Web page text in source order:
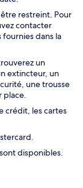
restreint. Pour
contacter
dans la
un
extincteur, un
une trousse
place.
crédit, les cartes
disponibles.